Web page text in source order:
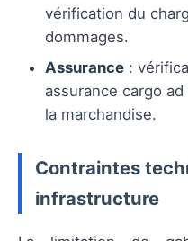
vérification du
dommages.
Assurance :
assurance cargo
la marchandise.
Contraintes
infrastructure